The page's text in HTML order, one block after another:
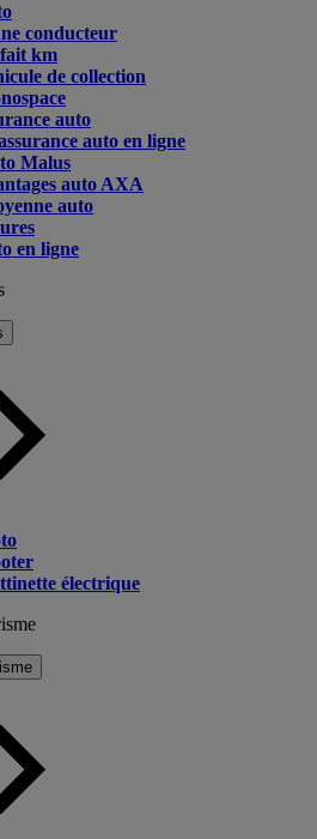
conducteur
km
de collection
auto
auto en ligne
Malus
auto AXA
auto
en ligne
électrique